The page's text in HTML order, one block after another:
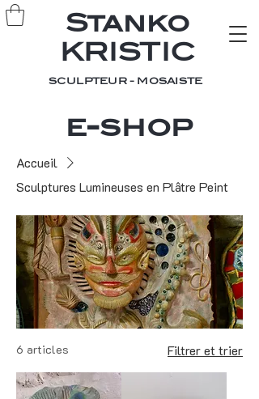
Stanko
KRISTIC
SCULPTEUR - MOSAISTE
e-shop
Accueil
Sculptures Lumineuses en Plâtre Peint
6 articles Filtrer et trier